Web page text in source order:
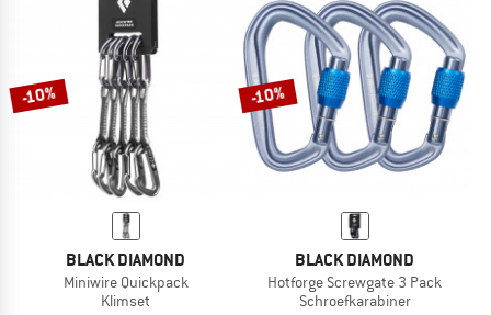
-10%
BLACK DIAMOND
Miniwire Quickpack
Klimset
-10%
BLACK DIAMOND
Hotforge Screwgate 3 Pack
Schroefkarabiner